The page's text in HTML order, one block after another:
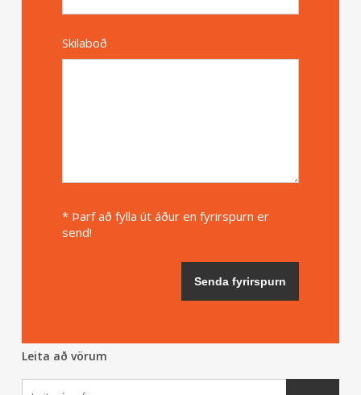
Skilaboð
* Þarf að fylla út áður en fyrirspurn er
send!
Leita að vörum